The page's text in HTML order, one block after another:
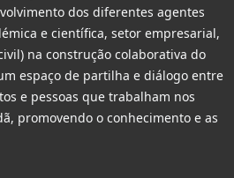
dos diferentes agentes
e científica, setor empresarial,
na construção colaborativa do
espaço de partilha e diálogo entre
e pessoas que trabalham nos
promovendo o conhecimento e as